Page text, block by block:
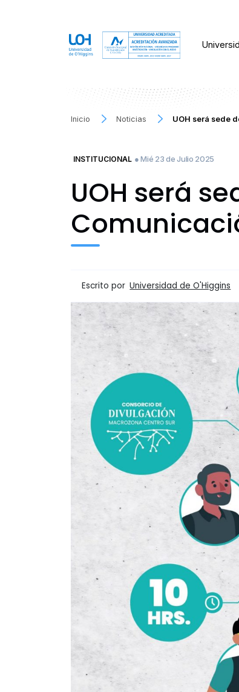
Inicio Noticias UOH será sede
INSTITUCIONAL ● Mié 23 de Julio 2025
UOH será
Escrito por Universidad de O'Higgins